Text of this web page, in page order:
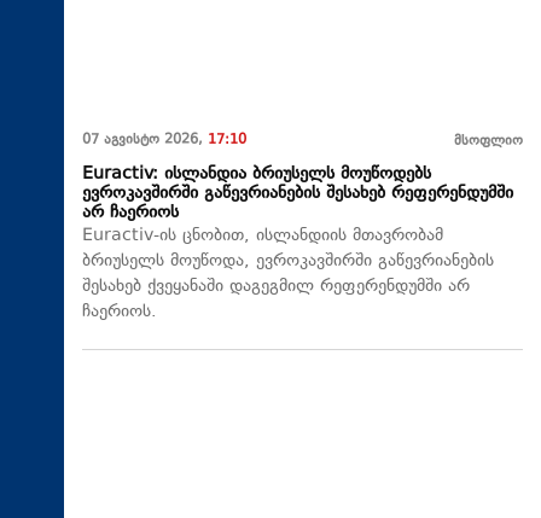
07 აგვისტო 2026, 17:10 მსოფლიო
Euractiv: ისლანდია ბრიუსელს მოუწოდებს
ევროკავშირში გაწევრიანების შესახებ რეფერენდუმში
არ ჩაერიოს
Euractiv-ის ცნობით, ისლანდიის მთავრობამ
ბრიუსელს მოუწოდა, ევროკავშირში გაწევრიანების
შესახებ ქვეყანაში დაგეგმილ რეფერენდუმში არ
ჩაერიოს.